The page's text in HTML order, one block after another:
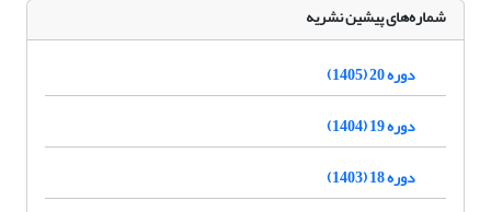
شماره‌های پیشین نشریه
دوره 20 (1405)
دوره 19 (1404)
دوره 18 (1403)